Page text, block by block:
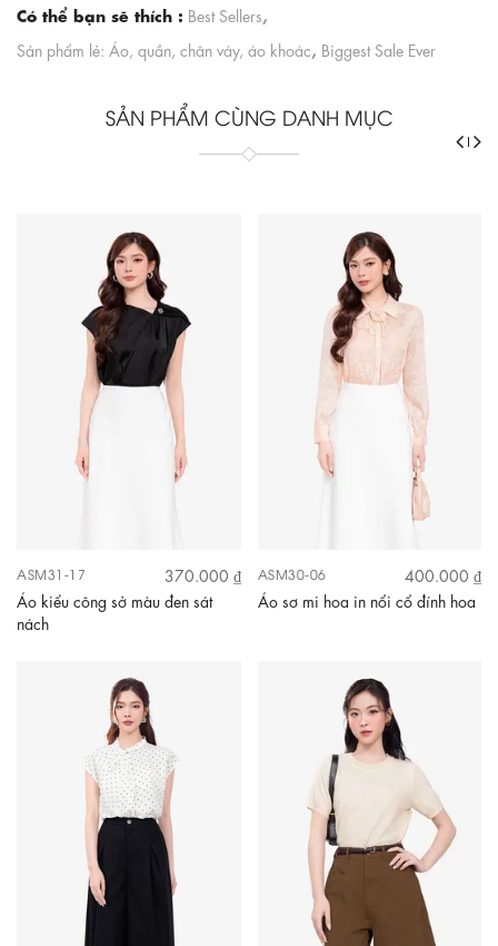
Có thể bạn sẽ thích : Best Sellers,
Sản phẩm lẻ: Áo, quần, chân váy, áo khoác, Biggest Sale Ever
SẢN PHẨM CÙNG DANH MỤC
ASM31-17
370.000 ₫
Áo kiểu công sở màu đen sát
nách
ASM30-06
400.000 ₫
Áo sơ mi hoa in nổi cổ đính hoa